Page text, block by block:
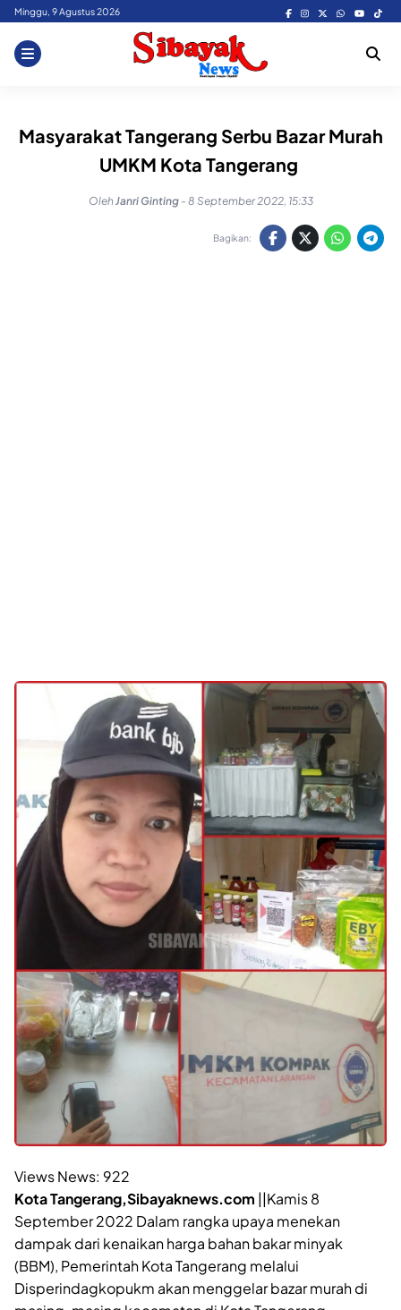
Skip
content
Minggu, 9 Agustus 2026
Masyarakat Tangerang Serbu Bazar Murah
UMKM Kota Tangerang
OlehJanri Ginting - 8 September 2022, 15:33
Bagikan:
Views News: 922
Kota Tangerang,Sibayaknews.com ||Kamis 8
September 2022 Dalam rangka upaya menekan
dampak dari kenaikan harga bahan bakar minyak
(BBM), Pemerintah Kota Tangerang melalui
Disperindagkopukm akan menggelar bazar murah di